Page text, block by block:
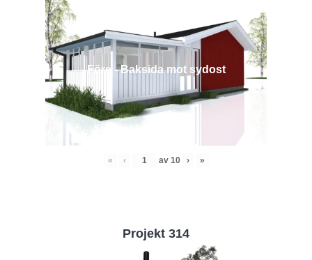
Före - Baksida mot sydost
« ‹ av 10 › »
Projekt 314